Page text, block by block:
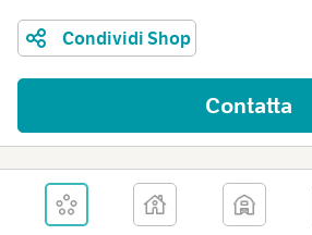
Condividi Shop
Contatta